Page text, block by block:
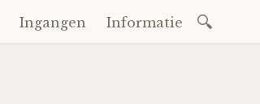
Ingangen Informatie